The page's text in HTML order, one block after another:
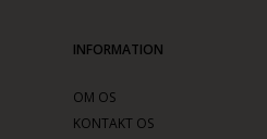
INFORMATION
OM OS
KONTAKT OS